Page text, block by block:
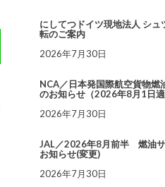
にしてつドイツ現地法人 シュ
転のご案内
2026年7月30日
NCA／日本発国際航空貨物燃
のお知らせ（2026年8月1日
2026年7月30日
JAL／2026年8月前半 燃油
お知らせ(変更)
2026年7月30日